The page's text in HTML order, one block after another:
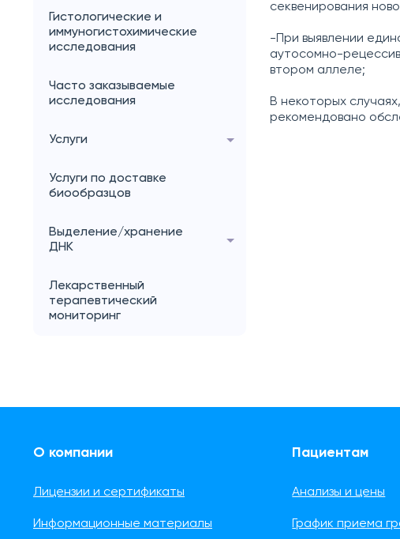
Гистологические и
иммуногистохимические
исследования
Часто заказываемые
исследования
Услуги
Услуги по доставке
биообразцов
Выделение/хранение
ДНК
Лекарственный
терапевтический
мониторинг
секвенирования
-При выявлении
аутосомно-
втором аллеле;
В некоторых
рекомендовано
О компании
Лицензии и сертификаты
Информационные материалы
Пациентам
Анализы и цены
График приема